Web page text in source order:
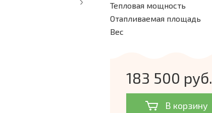
Тепловая мощность
Отапливаемая площадь
Вес
183 500 руб.
В корзину